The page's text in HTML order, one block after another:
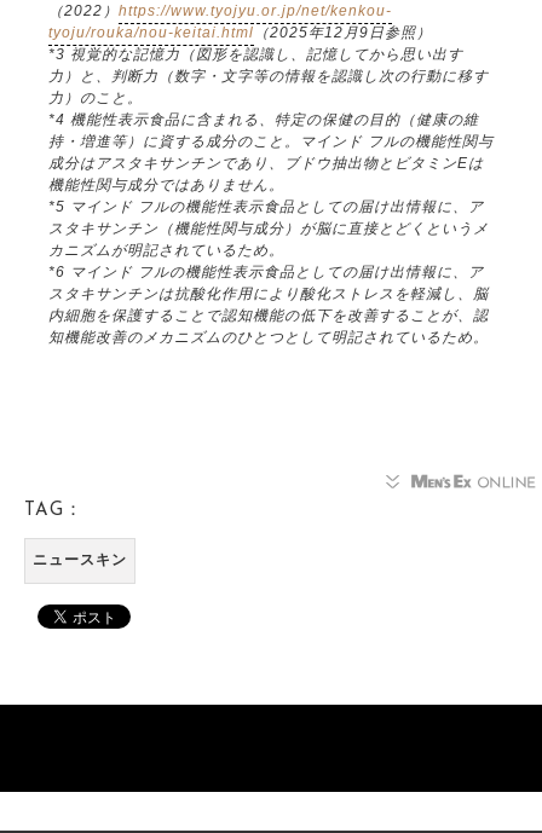
（2022） https://www.tyojyu.or.jp/net/kenkou-
tyoju/rouka/nou-keitai.html （2025年12月9日参照）
*3 視覚的な記憶力（図形を認識し、記憶してから思い出す
力）と、判断力（数字・文字等の情報を認識し次の行動に移す
力）のこと。
*4 機能性表示食品に含まれる、特定の保健の目的（健康の維
持・増進等）に資する成分のこと。マインド フルの機能性関与
成分はアスタキサンチンであり、ブドウ抽出物とビタミンEは
機能性関与成分ではありません。
*5 マインド フルの機能性表示食品としての届け出情報に、ア
スタキサンチン（機能性関与成分）が脳に直接とどくというメ
カニズムが明記されているため。
*6 マインド フルの機能性表示食品としての届け出情報に、ア
スタキサンチンは抗酸化作用により酸化ストレスを軽減し、脳
内細胞を保護することで認知機能の低下を改善することが、認
知機能改善のメカニズムのひとつとして明記されているため。
TAG：
ニュースキン